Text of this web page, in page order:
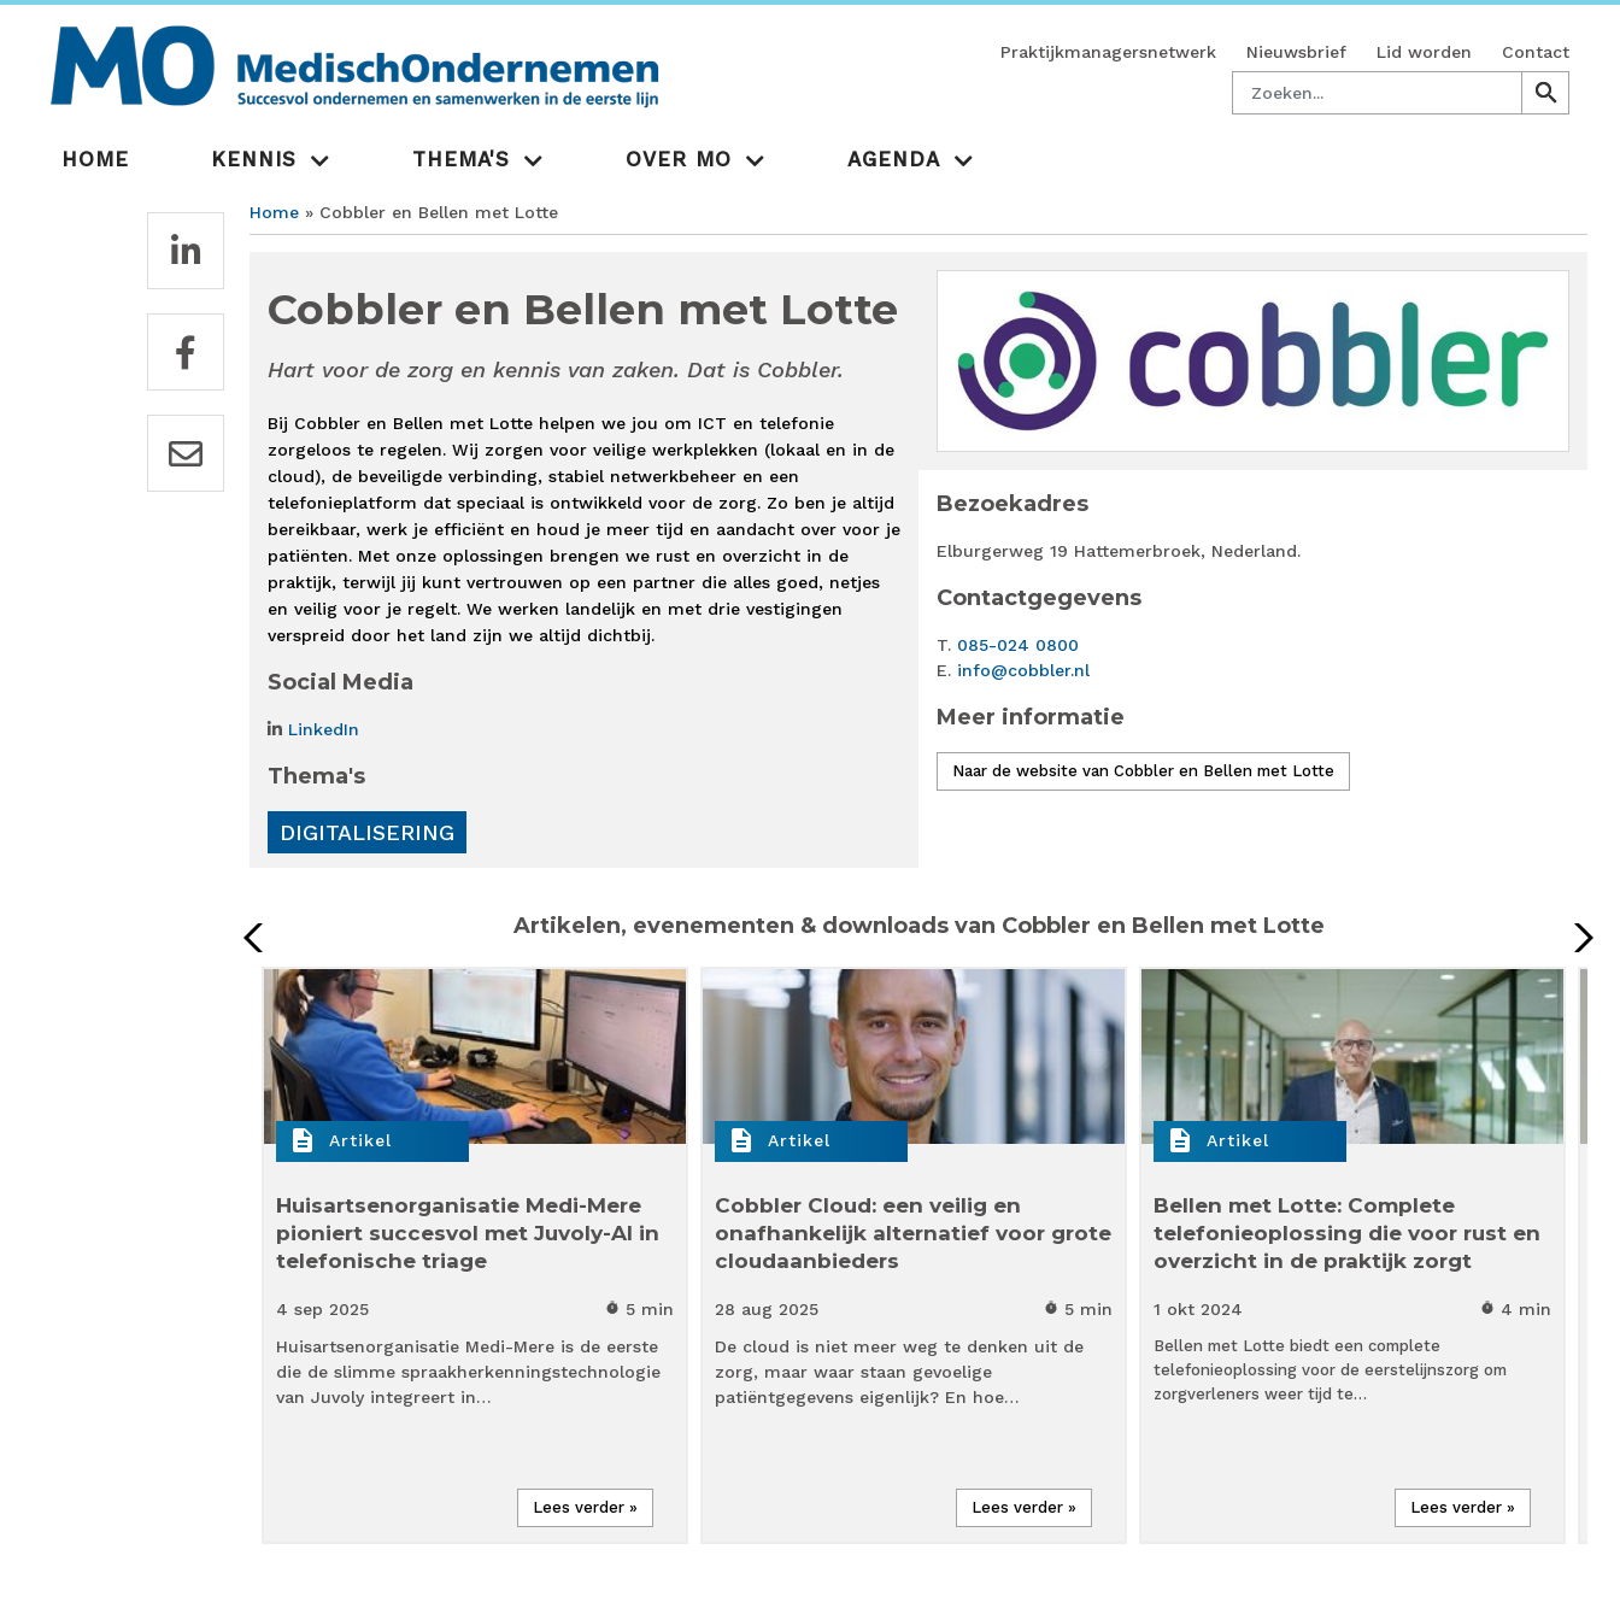
Praktijkmanagersnetwerk Nieuwsbrief Lid worden
Contact
Zoeken
search
search
Hoofdnavigatie
HOME KENNIS THEMA'S OVER MO AGENDA
Home Cobbler en Bellen met Lotte
Cobbler en Bellen met Lotte
Hart voor de zorg en kennis van zaken. Dat is Cobbler.
Bij Cobbler en Bellen met Lotte helpen we jou om ICT en telefonie
zorgeloos te regelen. Wij zorgen voor veilige werkplekken (lokaal en in de
cloud), de beveiligde verbinding, stabiel netwerkbeheer en een
telefonieplatform dat speciaal is ontwikkeld voor de zorg. Zo ben je altijd
bereikbaar, werk je efficiënt en houd je meer tijd en aandacht over voor je
patiënten. Met onze oplossingen brengen we rust en overzicht in de
praktijk, terwijl jij kunt vertrouwen op een partner die alles goed, netjes
en veilig voor je regelt. We werken landelijk en met drie vestigingen
verspreid door het land zijn we altijd dichtbij.
Social Media
LinkedIn
Thema's
DIGITALISERING
Bezoekadres
Elburgerweg 19 Hattemerbroek, Nederland.
Contactgegevens
T. 085-024 0800
E. info@cobbler.nl
Meer informatie
Naar de website van Cobbler en Bellen met Lotte
Artikelen, evenementen & downloads van Cobbler en Bellen met Lotte
description Artikel
Huisartsenorganisatie Medi-Mere
pioniert succesvol met Juvoly-AI in
telefonische triage
4 sep 2025 timer 5 min
Huisartsenorganisatie Medi-Mere is de eerste
die de slimme spraakherkenningstechnologie
van Juvoly integreert in…
Lees verder »
description Artikel
Cobbler Cloud: een veilig en
onafhankelijk alternatief voor grote
cloudaanbieders
28 aug 2025 timer 5 min
De cloud is niet meer weg te denken uit de
zorg, maar waar staan gevoelige
patiëntgegevens eigenlijk? En hoe…
Lees verder »
description Artikel
Bellen met Lotte: Complete
telefonieoplossing die voor rust en
overzicht in de praktijk zorgt
1 okt 2024 timer 4 min
Bellen met Lotte biedt een complete
telefonieoplossing voor de eerstelijnszorg om
zorgverleners weer tijd te…
Lees verder »